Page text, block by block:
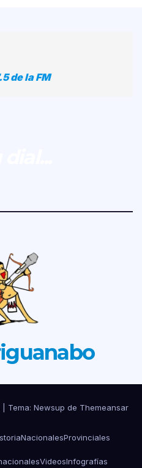
de la FM
Tema: Newsup de Themeansar
NacionalesProvinciales
VideosInfografías